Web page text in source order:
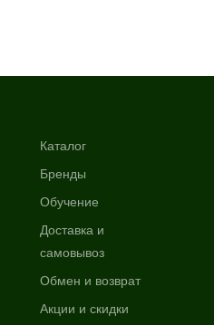
Каталог
Бренды
Обучение
Доставка и
самовывоз
Обмен и возврат
Акции и скидки